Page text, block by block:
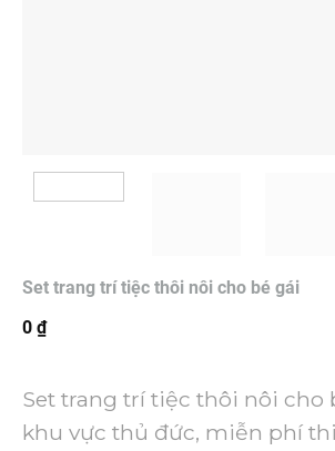
Set trang trí tiệc thôi nôi cho bé gái
0 ₫
Set trang trí tiệc thôi nôi cho
khu vực thủ đức, miễn phí